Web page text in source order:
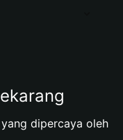
dipercaya oleh